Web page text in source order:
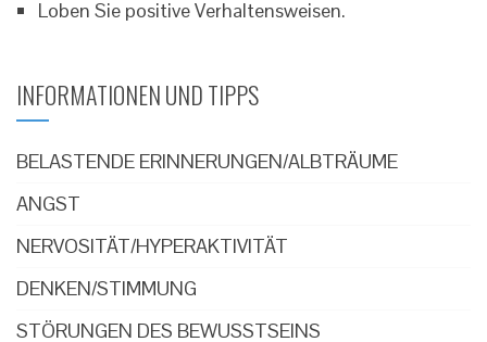
Loben Sie positive Verhaltensweisen.
INFORMATIONEN UND TIPPS
BELASTENDE ERINNERUNGEN/ALBTRÄUME
ANGST
NERVOSITÄT/HYPERAKTIVITÄT
DENKEN/STIMMUNG
STÖRUNGEN DES BEWUSSTSEINS